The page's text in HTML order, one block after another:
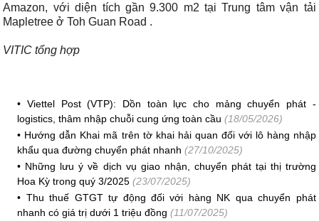
Amazon, với diện tích gần 9.300 m2 tại Trung tâm vận tải
Mapletree ở Toh Guan Road .
VITIC tổng hợp
•Viettel Post (VTP): Dồn toàn lực cho mảng chuyển phát -
logistics, thâm nhập chuỗi cung ứng toàn cầu (18/05/2026)
• Hướng dẫn Khai mã trên tờ khai hải quan đối với lô hàng nhập
khẩu qua đường chuyển phát nhanh (27/10/2025)
• Những lưu ý về dịch vụ giao nhận, chuyển phát tại thị trường
Hoa Kỳ trong quý 3/2025 (23/07/2025)
• Thu thuế GTGT tự động đối với hàng NK qua chuyển phát
nhanh có giá trị dưới 1 triệu đồng (11/07/2025)